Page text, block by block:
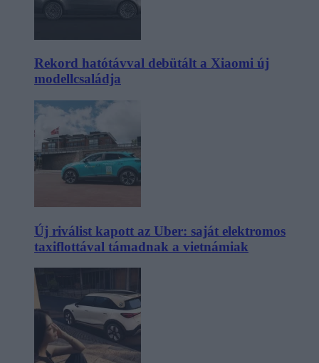
Rekord hatótávval debütált a Xiaomi új
modellcsaládja
Új riválist kapott az Uber: saját elektromos
taxiflottával támadnak a vietnámiak